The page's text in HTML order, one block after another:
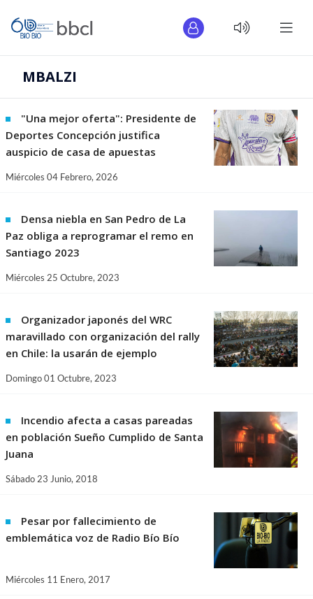
MBALZI
"Una mejor oferta": Presidente de
Deportes Concepción justifica
auspicio de casa de apuestas
Miércoles 04 Febrero, 2026
Densa niebla en San Pedro de La
Paz obliga a reprogramar el remo en
Santiago 2023
Miércoles 25 Octubre, 2023
Organizador japonés del WRC
maravillado con organización del rally
en Chile: la usarán de ejemplo
Domingo 01 Octubre, 2023
Incendio afecta a casas pareadas
en población Sueño Cumplido de Santa
Juana
Sábado 23 Junio, 2018
Pesar por fallecimiento de
emblemática voz de Radio Bío Bío
Miércoles 11 Enero, 2017